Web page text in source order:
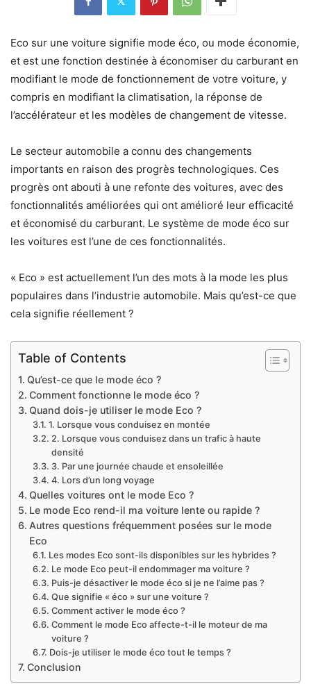
Eco sur une voiture signifie mode éco, ou mode économie,
et est une fonction destinée à économiser du carburant en
modifiant le mode de fonctionnement de votre voiture, y
compris en modifiant la climatisation, la réponse de
l’accélérateur et les modèles de changement de vitesse.
Le secteur automobile a connu des changements
importants en raison des progrès technologiques. Ces
progrès ont abouti à une refonte des voitures, avec des
fonctionnalités améliorées qui ont amélioré leur efficacité
et économisé du carburant. Le système de mode éco sur
les voitures est l’une de ces fonctionnalités.
« Eco » est actuellement l’un des mots à la mode les plus
populaires dans l’industrie automobile. Mais qu’est-ce que
cela signifie réellement ?
Table of Contents
Qu’est-ce que le mode éco ?
Comment fonctionne le mode éco ?
Quand dois-je utiliser le mode Eco ?
1. Lorsque vous conduisez en montée
2. Lorsque vous conduisez dans un trafic à haute
densité
3. Par une journée chaude et ensoleillée
4. Lors d’un long voyage
Quelles voitures ont le mode Eco ?
Le mode Eco rend-il ma voiture lente ou rapide ?
Autres questions fréquemment posées sur le mode
Eco
Les modes Eco sont-ils disponibles sur les hybrides ?
Le mode Eco peut-il endommager ma voiture ?
Puis-je désactiver le mode éco si je ne l’aime pas ?
Que signifie « éco » sur une voiture ?
Comment activer le mode éco ?
Comment le mode Eco affecte-t-il le moteur de ma
voiture ?
Dois-je utiliser le mode éco tout le temps ?
Conclusion